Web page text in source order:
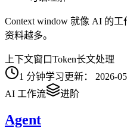
Context window 就像 AI 的
资料越多。
上下文窗口Token长文处理
1 分钟学习更新：
2026-
AI 工作流
进阶
Agent